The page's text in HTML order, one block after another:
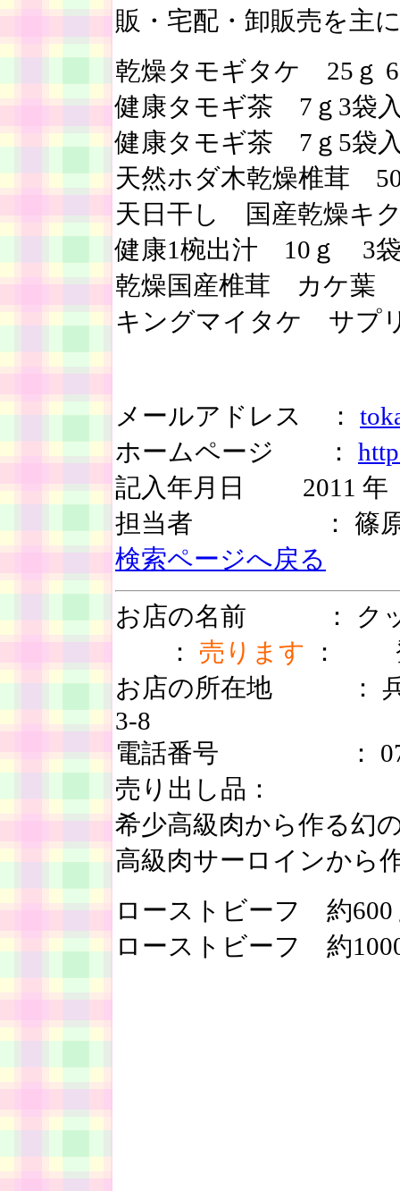
販・宅配・卸販売を主
乾燥タモギタケ 25ｇ
健康タモギ茶 7ｇ3袋
健康タモギ茶 7ｇ5袋
天然ホダ木乾燥椎茸
天日干し 国産乾燥キ
健康1椀出汁 10ｇ 3袋
乾燥国産椎茸 カケ葉
キングマイタケ サプ
メールアドレス ：
ホームページ ：
記入年月日 2011
担当者 ： 篠
検索ページへ戻る
お店の名前 ：
： 売ります ： 登
お店の所在地 ： 兵
3-8
電話番号 ： 078-
売り出し品：
希少高級肉から作る幻
高級肉サーロインから
ローストビーフ 約
ローストビーフ 約